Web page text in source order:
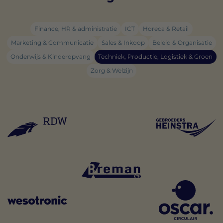
Finance, HR & administratie ICT
Horeca & Retail
Marketing & Communicatie
Sales & Inkoop
Beleid & Organisatie
Onderwijs & Kinderopvang
Techniek, Productie, Logistiek & Groen
Zorg & Welzijn